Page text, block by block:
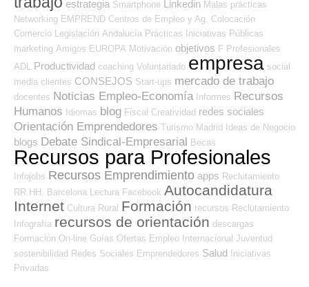
estrategia Smartphone Linkedin Malas prácticas
Networking EMPREND Centros de Empleo y Ag. Colocación
Comercio Legislación Andalucía Prácticas Iniciativas Públicas
marketing Amigos EUROPA Motivación objetivos F Profesionales
ADL
Productividad coaching Voluntariado empresa social
media clientes CONSEJOS Start-ups mercado de trabajo
docentes Noticias Empleo-Economía Informes Recursos
Humanos Idiomas blog Fiscal Creatividad redes sociales
Orientación Emprendedores Turismo Madrid Ideas de Negocio
blogs Debate Sindical-Empresarial Becas
Recursos para Profesionales
Infojobs Recursos Emprendimiento apps Reclutamiento
RR.HH.
Barcelona Lectura Facebook Autocandidatura
Internet Cultura Rural Formación recursos Reclutamiento
Infografía recursos de orientación descargas
Formación On-line Guías Ofertas Empleo Internacional Juventud
sostenibilidad Redes Sociales Emprendedores Salud Iniciativas
Privadas